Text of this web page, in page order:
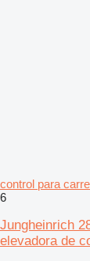
control para
6
Jungheinrich
elevadora de